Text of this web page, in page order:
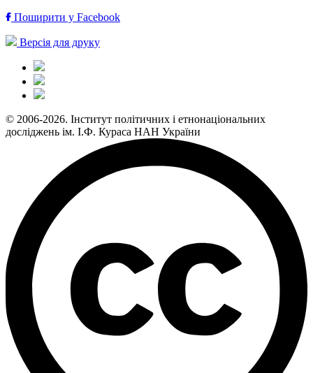
Поширити у Facebook
Версія для друку
© 2006-2026. Інститут політичних і етнонаціональних
досліджень ім. І.Ф. Кураса НАН України